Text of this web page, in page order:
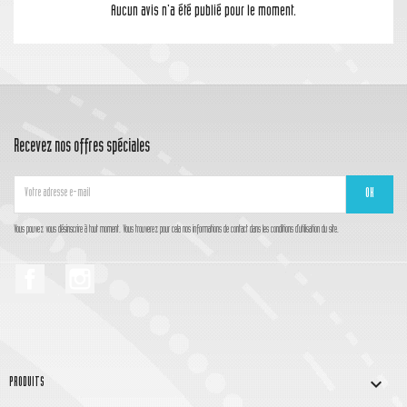
Aucun avis n'a été publié pour le moment.
Recevez nos offres spéciales
Vous pouvez vous désinscrire à tout moment. Vous trouverez pour cela nos informations de contact dans les conditions d'utilisation du site.
PRODUITS 